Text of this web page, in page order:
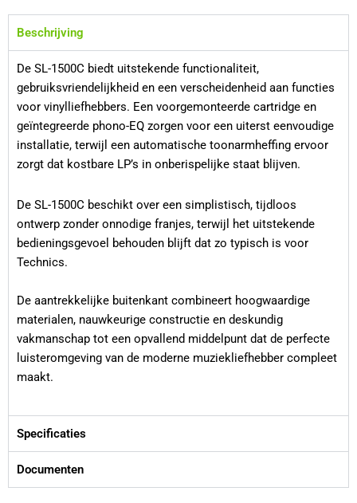
Beschrijving
De SL-1500C biedt uitstekende functionaliteit,
gebruiksvriendelijkheid en een verscheidenheid aan functies
voor vinylliefhebbers. Een voorgemonteerde cartridge en
geïntegreerde phono-EQ zorgen voor een uiterst eenvoudige
installatie, terwijl een automatische toonarmheffing ervoor
zorgt dat kostbare LP’s in onberispelijke staat blijven.
De SL-1500C beschikt over een simplistisch, tijdloos
ontwerp zonder onnodige franjes, terwijl het uitstekende
bedieningsgevoel behouden blijft dat zo typisch is voor
Technics.
De aantrekkelijke buitenkant combineert hoogwaardige
materialen, nauwkeurige constructie en deskundig
vakmanschap tot een opvallend middelpunt dat de perfecte
luisteromgeving van de moderne muziekliefhebber compleet
maakt.
Specificaties
Documenten